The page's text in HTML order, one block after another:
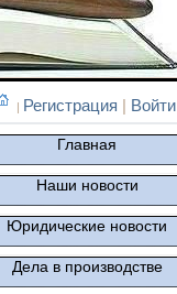
| Регистрация Войти
Главная
Наши новости
Юридические новости
Дела в производстве